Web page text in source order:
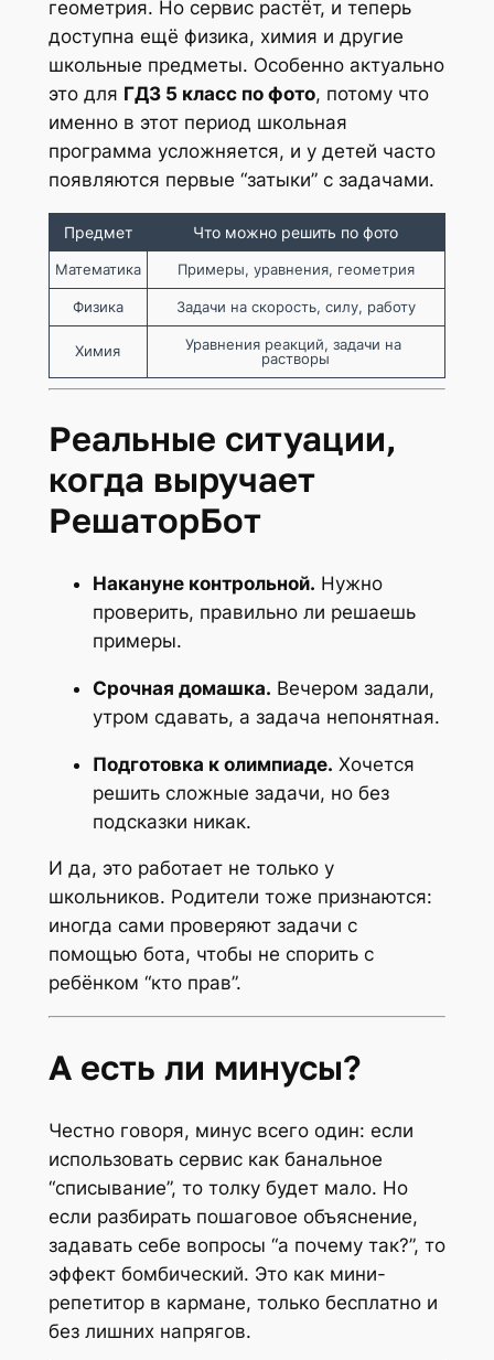
геометрия. Но сервис растёт, и теперь
доступна ещё физика, химия и другие
школьные предметы. Особенно актуально
это для ГДЗ 5 класс по фото, потому что
именно в этот период школьная
программа усложняется, и у детей часто
появляются первые “затыки” с задачами.
Предмет Что можно решить по фото
Математика Примеры, уравнения, геометрия
Физика Задачи на скорость, силу, работу
Химия
Уравнения реакций, задачи на
растворы
Реальные ситуации,
когда выручает
РешаторБот
Накануне контрольной. Нужно
проверить, правильно ли решаешь
примеры.
Срочная домашка. Вечером задали,
утром сдавать, а задача непонятная.
Подготовка к олимпиаде. Хочется
решить сложные задачи, но без
подсказки никак.
И да, это работает не только у
школьников. Родители тоже признаются:
иногда сами проверяют задачи с
помощью бота, чтобы не спорить с
ребёнком “кто прав”.
А есть ли минусы?
Честно говоря, минус всего один: если
использовать сервис как банальное
“списывание”, то толку будет мало. Но
если разбирать пошаговое объяснение,
задавать себе вопросы “а почему так?”, то
эффект бомбический. Это как мини-
репетитор в кармане, только бесплатно и
без лишних напрягов.